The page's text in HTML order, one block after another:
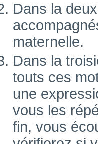
Dans la
maternelle.
Dans la
touts ces
une
vous les
fin, vous